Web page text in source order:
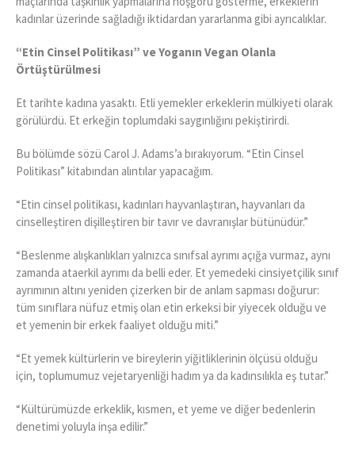
kadınlar üzerinde sağladığı iktidardan yararlanma gibi ayrıcalıklar.
“Etin Cinsel Politikası” ve Yoganın Vegan Olanla
Örtüştürülmesi
Et tarihte kadına yasaktı. Etli yemekler erkeklerin mülkiyeti olarak
görülürdü. Et erkeğin toplumdaki saygınlığını pekiştirirdi.
Bu bölümde sözü Carol J. Adams’a bırakıyorum. “Etin Cinsel
Politikası” kitabından alıntılar yapacağım.
“Etin cinsel politikası, kadınları hayvanlaştıran, hayvanları da
cinselleştiren dişilleştiren bir tavır ve davranışlar bütünüdür.”
“Beslenme alışkanlıkları yalnızca sınıfsal ayrımı açığa vurmaz, aynı
zamanda ataerkil ayrımı da belli eder. Et yemedeki cinsiyetçilik sınıf
ayrımının altını yeniden çizerken bir de anlam sapması doğurur:
tüm sınıflara nüfuz etmiş olan etin erkeksi bir yiyecek olduğu ve
et yemenin bir erkek faaliyet olduğu miti.”
“Et yemek kültürlerin ve bireylerin yiğitliklerinin ölçüsü olduğu
için, toplumumuz vejetaryenliği hadım ya da kadınsılıkla eş tutar.”
“Kültürümüzde erkeklik, kısmen, et yeme ve diğer bedenlerin
denetimi yoluyla inşa edilir.”